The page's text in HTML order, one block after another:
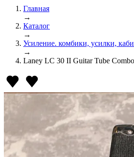
Главная
→
Каталог
→
Усиление. комбики, усилки,
→
Laney LC 30 II Guitar Tube Combo